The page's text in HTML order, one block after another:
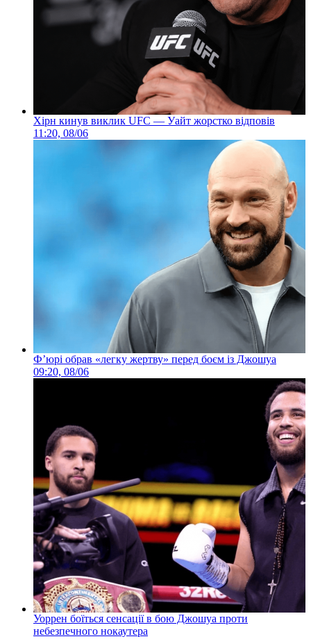
Хірн кинув виклик UFC — Уайт жорстко відповів
11:20, 08/06
Ф’юрі обрав «легку жертву» перед боєм із Джошуа
09:20, 08/06
Уоррен боїться сенсації в бою Джошуа проти
небезпечного нокаутера